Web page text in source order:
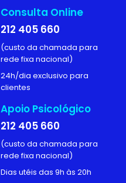
Consulta Online
212 405 660
(custo da chamada para
rede fixa nacional)
24h/dia exclusivo para
clientes
Apoio Psicológico
212 405 660
(custo da chamada para
rede fixa nacional)
Dias utéis das 9h às 20h